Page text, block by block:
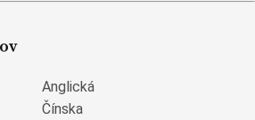
Anglická
Čínska